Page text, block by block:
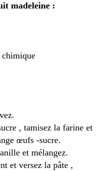
madeleine :
chimique
, tamisez la farine et
œufs -sucre.
et mélangez.
et versez la pâte ,